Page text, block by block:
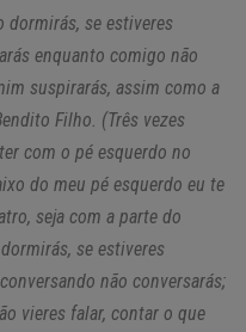
dormirás, se estiveres
enquanto comigo não
suspirarás, assim como a
Filho. (Três vezes
com o pé esquerdo no
do meu pé esquerdo eu te
seja com a parte do
se estiveres
não conversarás;
vieres falar, contar o que